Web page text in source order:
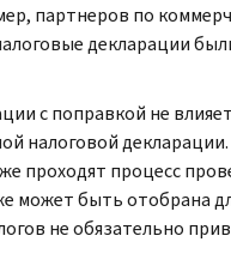
партнеров по
декларации
с поправкой не
налоговой
проходят процесс
может быть отобрана
не обязательно